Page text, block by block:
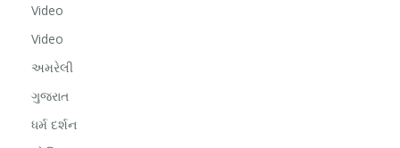
Video
Video
અમરેલી
ગુજરાત
ધર્મ દર્શન